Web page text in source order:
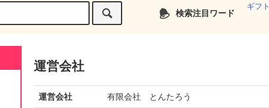
検索注目ワード
ギフト
運営会社
運営会社 有限会社 とんたろう